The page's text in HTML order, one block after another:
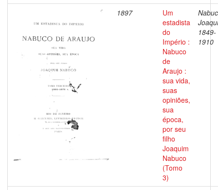
1897
Um
estadista
do
Império :
Nabuco
de
Araujo :
sua vida,
suas
opiniões,
sua
época,
por seu
filho
Joaquim
Nabuco
(Tomo
3)
1849-
1910